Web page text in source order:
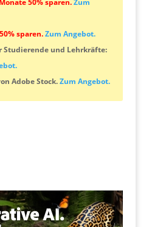
sparen.Zum Angebot.
Studierende und Lehrkräfte:
Adobe Stock.Zum Angebot.